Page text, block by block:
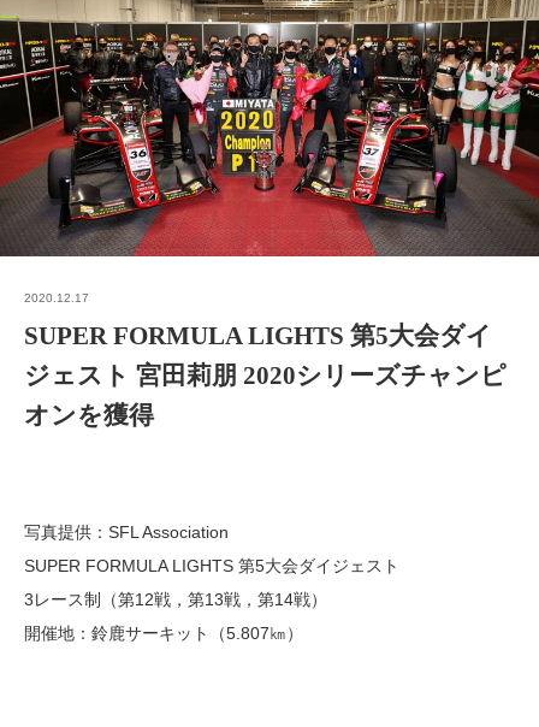
2020.12.17
SUPER FORMULA LIGHTS 第5大会ダイ
ジェスト 宮田莉朋 2020シリーズチャンピ
オンを獲得
写真提供：SFL Association
SUPER FORMULA LIGHTS 第5大会ダイジェスト
3レース制（第12戦，第13戦，第14戦）
開催地：鈴鹿サーキット（5.807㎞）